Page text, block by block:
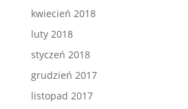
kwiecień 2018
luty 2018
styczeń 2018
grudzień 2017
listopad 2017